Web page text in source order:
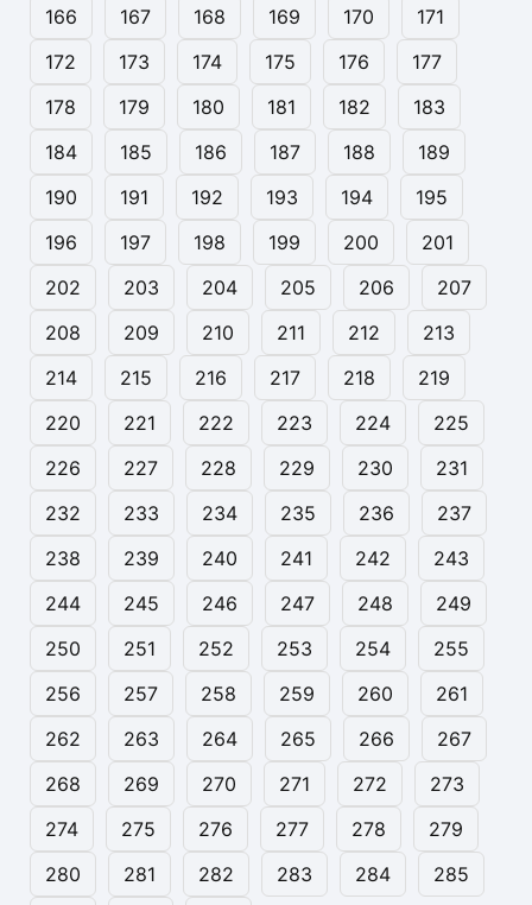
166 167 168 169 170
171
172
173 174 175 176
177
178
179 180 181 182
183
184
185 186 187 188
189
190
191 192 193 194
195
196
197 198 199 200
201
202
203 204 205 206
207
208
209 210 211 212
213
214
215 216 217 218
219
220
221 222 223 224
225
226
227 228 229 230
231
232
233 234 235 236
237
238
239 240 241 242
243
244
245 246 247 248
249
250
251 252 253 254
255
256
257 258 259 260
261
262
263 264 265 266
267
268
269 270 271 272
273
274
275 276 277 278
279
280
281 282 283 284
285